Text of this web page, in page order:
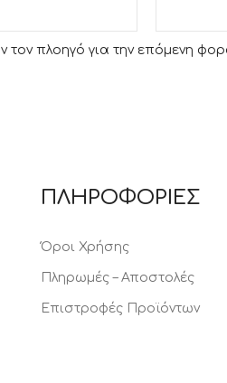
τον πλοηγό για την επόμενη
ΠΛΗΡΟΦΟΡΙΕΣ
Όροι Χρήσης
Πληρωμές – Αποστολές
Επιστροφές Προϊόντων